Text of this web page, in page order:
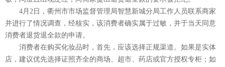
4月2日，衢州市市场监督管理局智慧新城分局工作人员联系商家
并进行了情况调查，经核实，该消费者确实属于过敏，并于当天同意
消费者退货退全款的申请。
消费者在购买化妆品时，首先，应该选择正规渠道。如果是‌实体
店，建议优先选择证照齐全的商场、超市、药店或官方授权专柜；如